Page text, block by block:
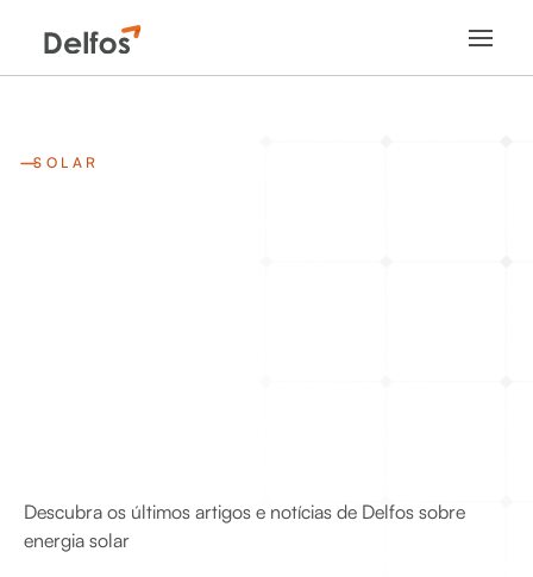
SOLAR
Descubra os últimos artigos e notícias de Delfos sobre
energia solar